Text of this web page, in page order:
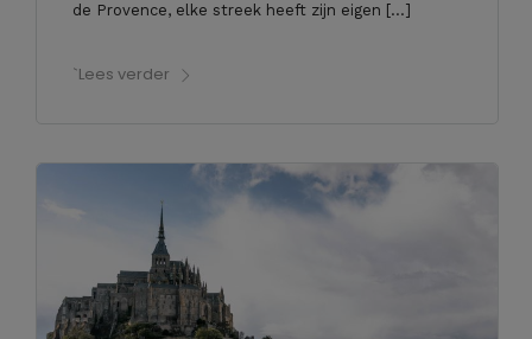
de Provence, elke streek heeft zijn eigen […]
`Lees verder